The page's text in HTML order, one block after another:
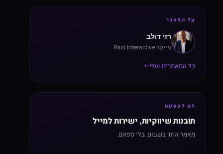
על המחבר
רזי דולב
מייסד Razi Interactive
כל המאמרים שלי
לא לפספס
תובנות שיווקיות, ישירות למייל
מאמר אחד בשבוע. בלי ספאם.